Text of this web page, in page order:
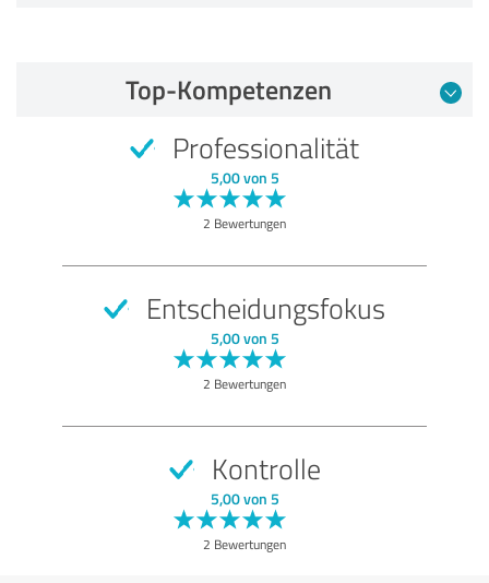
Empfehlung
Top-Kompetenzen
Professionalität
5,00 von 5
2 Bewertungen
Entscheidungsfokus
5,00 von 5
2 Bewertungen
Kontrolle
5,00 von 5
2 Bewertungen